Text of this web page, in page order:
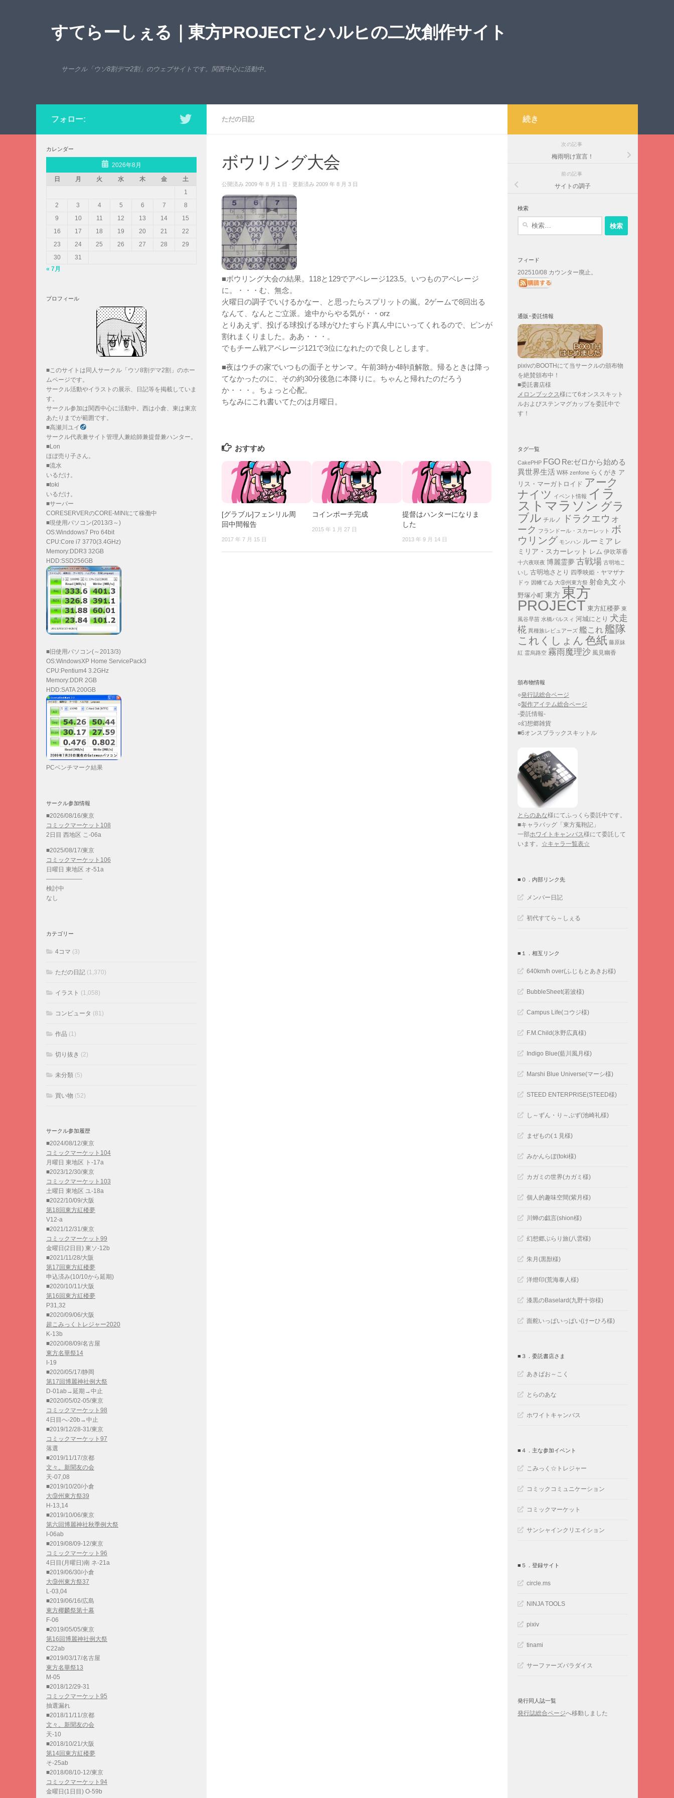
すてらーしぇる｜東方PROJECTとハルヒの二次創作サイト
サークル「ウソ8割デマ2割」のウェブサイトです。関西中心に活動中。
ただの日記
ボウリング大会
公開済み 2009 年 8 月 1 日 · 更新済み 2009 年 8 月 3 日
■ボウリング大会の結果。118と129でアベレージ123.5。いつものアベレージ
に。・・・む、無念。
火曜日の調子でいけるかなー、と思ったらスプリットの嵐。2ゲームで8回出る
なんて、なんとご立派。途中からやる気が・・orz
とりあえず、投げる球投げる球がひたすらド真ん中にいってくれるので、ピンが
割れまくりました。ああ・・・。
でもチーム戦アベレージ121で3位になれたので良しとします。
■夜はウチの家でいつもの面子とサンマ。午前3時か4時頃解散。帰るときは降っ
てなかったのに、その約30分後急に本降りに。ちゃんと帰れたのだろう
か・・・。ちょっと心配。
ちなみにこれ書いてたのは月曜日。
おすすめ
[グラブル]フェンリル周
回中間報告
2017 年 7 月 15 日
コインポーチ完成
2015 年 1 月 27 日
提督はハンターになりま
した
2013 年 9 月 14 日
フォロー:
カレンダー
2026年8月
日
月 火 水 木 金
土
1
2
3 4 5 6 7
8
9
10 11 12 13 14
15
16
17 18 19 20 21
22
23
24 25 26 27 28
29
30
31
« 7月
プロフィール
■このサイトは同人サークル「ウソ8割デマ2割」のホー
ムページです。
サークル活動やイラストの展示、日記等を掲載していま
す。
サークル参加は関西中心に活動中。西は小倉、東は東京
あたりまでが範囲です。
■高瀬川ユイ
サークル代表兼サイト管理人兼絵師兼提督兼ハンター。
■Lon
ほぼ売り子さん。
■流水
いるだけ。
■toki
いるだけ。
■サーバー
CORESERVERのCORE-MINIにて稼働中
■現使用パソコン(2013/3～)
OS:Winddows7 Pro 64bit
CPU:Core i7 3770(3.4GHz)
Memory:DDR3 32GB
HDD:SSD256GB
■旧使用パソコン(～2013/3)
OS:WindowsXP Home ServicePack3
CPU:Pentium4 3.2GHz
Memory:DDR 2GB
HDD:SATA 200GB
PCベンチマーク結果
サークル参加情報
■2026/08/16/東京
コミックマーケット108
2日目 西地区 こ-06a
■2025/08/17/東京
コミックマーケット106
日曜日 東地区 オ-51a
——————
検討中
なし
カテゴリー
4コマ (3)
ただの日記 (1,370)
イラスト (1,058)
コンピュータ (81)
作品 (1)
切り抜き (2)
未分類 (5)
買い物 (52)
サークル参加履歴
■2024/08/12/東京
コミックマーケット104
月曜日 東地区 ト-17a
■2023/12/30/東京
コミックマーケット103
土曜日 東地区 ユ-18a
■2022/10/09/大阪
第18回東方紅楼夢
V12-a
■2021/12/31/東京
コミックマーケット99
金曜日(2日目) 東ソ-12b
■2021/11/28/大阪
第17回東方紅楼夢
申込済み(10/10から延期)
■2020/10/11/大阪
第16回東方紅楼夢
P31,32
■2020/09/06/大阪
超こみっくトレジャー2020
K-13b
■2020/08/09/名古屋
東方名華祭14
I-19
■2020/05/17/静岡
第17回博麗神社例大祭
D-01ab→延期→中止
■2020/05/02-05/東京
コミックマーケット98
4日目へ-20b→中止
■2019/12/28-31/東京
コミックマーケット97
落選
■2019/11/17/京都
文々。新聞友の会
天-07,08
■2019/10/20/小倉
大⑨州東方祭39
H-13,14
■2019/10/06/東京
第六回博麗神社秋季例大祭
I-06ab
■2019/08/09-12/東京
コミックマーケット96
4日目(月曜日)南 ネ-21a
■2019/06/30/小倉
大⑨州東方祭37
L-03,04
■2019/06/16/広島
東方椰麟祭第十幕
F-06
■2019/05/05/東京
第16回博麗神社例大祭
C22ab
■2019/03/17/名古屋
東方名華祭13
M-05
■2018/12/29-31
コミックマーケット95
抽選漏れ
■2018/11/11/京都
文々。新聞友の会
天-10
■2018/10/21/大阪
第14回東方紅楼夢
そ-25ab
■2018/08/10-12/東京
コミックマーケット94
金曜日(1日目) O-59b
続き
次の記事
梅雨明け宣言！
前の記事
サイトの調子
検索
フィード
202510/08 カウンター廃止。
通販･委託情報
pixivのBOOTHにて当サークルの頒布物
を絶賛頒布中！
■委託書店様
メロンブックス様にて6オンススキット
ルおよびステンマグカップを委託中で
す！
タグ一覧
CakePHP FGO Re:ゼロから始める
異世界生活 W杯 zenfone らくがき ア
リス・マーガトロイド アーク
ナイツ イベント情報 イラ
ストマラソン グラ
ブル チルノ
ドラクエウォ
ーク フランドール・スカーレット ボ
ウリング モンハン ルーミア レ
ミリア・スカーレット
レム 伊吹萃香
十六夜咲夜 博麗霊夢 古戦場 古明地こ
いし 古明地さとり 四季映姫・ヤマザナ
ドゥ 因幡てゐ 大⑨州東方祭 射命丸文 小
野塚小町 東方 東方
PROJECT 東方紅楼夢 東
風谷早苗 水橋パルスィ 河城にとり 犬走
椛 異種族レビュアーズ 艦これ艦隊
これくしょん 色紙 藤原妹
紅 霊烏路空 霧雨魔理沙 風見幽香
頒布物情報
○発行誌総合ページ
○製作アイテム総合ページ
-委託情報-
○幻想郷雑貨
■6オンスブラックスキットル
とらのあな様にてふっくら委託中です。
■キャラバッグ「東方蒐鞄記」
一部ホワイトキャンバス様にて委託して
います。 ☆キャラ一覧表☆
■０．内部リンク先
メンバー日記
初代すてら～しぇる
■１．相互リンク
640km/h over(ふじもとあきお様)
BubbleSheet(若波様)
Campus Life(コウジ様)
F.M.Child(氷野広真様)
Indigo Blue(藍川風月様)
Marshi Blue Universe(マーシ様)
STEED ENTERPRISE(STEED様)
し～ずん・り～ぶず(池崎礼様)
まぜもの(１見様)
みかんらぼ(toki様)
カガミの世界(カガミ様)
個人的趣味空間(紫月様)
川蝉の戯言(shion様)
幻想郷ぶらり旅(八雲様)
朱月(黒獣様)
洋燈印(荒海泰人様)
漆黒のBaselard(九野十弥様)
面舵いっぱいっぱい(けーひろ様)
■３．委託書店さま
あきばお～こく
とらのあな
ホワイトキャンバス
■４．主な参加イベント
こみっく☆トレジャー
コミックコミュニケーション
コミックマーケット
サンシャインクリエイション
■５．登録サイト
circle.ms
NINJA TOOLS
pixiv
tinami
サーファーズパラダイス
発行同人誌一覧
発行誌総合ページへ移動しました